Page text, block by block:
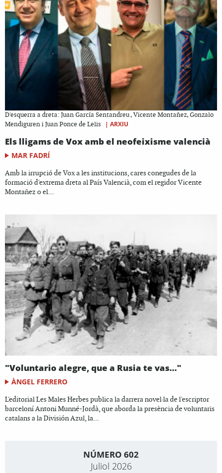
D'esquerra a dreta: Juan García Sentandreu , Vicente Montañez, Gonzalo
Mendiguren i Juan Ponce de Lelis
| ARXIU
Els lligams de Vox amb el neofeixisme valencià
MAR FADRÍ
Amb la irrupció de Vox a les institucions, cares conegudes de la
formació d'extrema dreta al País Valencià, com el regidor Vicente
Montañez o el...
"Voluntario alegre, que a Rusia te vas..."
ÀNGEL FERRERO
L'editorial Les Males Herbes publica la darrera novel·la de l'escriptor
barceloní Antoni Munné-Jordà, que aborda la presència de voluntaris
catalans a la División Azul, la...
NÚMERO 602
Juliol 2026